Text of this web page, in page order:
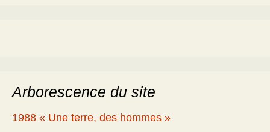
Arborescence du site
1988 « Une terre, des hommes »